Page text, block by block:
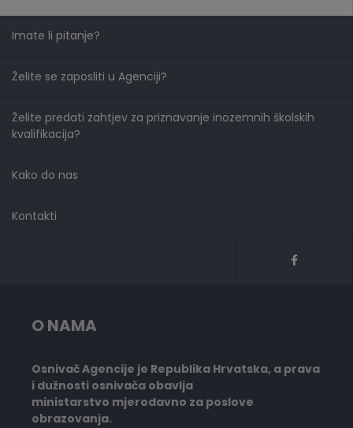
Imate li pitanje?
Želite se zaposliti u Agenciji?
Želite predati zahtjev za priznavanje inozemnih školskih
kvalifikacija?
Kako do nas
Kontakti
O NAMA
Osnivač Agencije je Republika Hrvatska, a prava
i dužnosti osnivača obavlja
ministarstvo mjerodavno za poslove
obrazovanja.